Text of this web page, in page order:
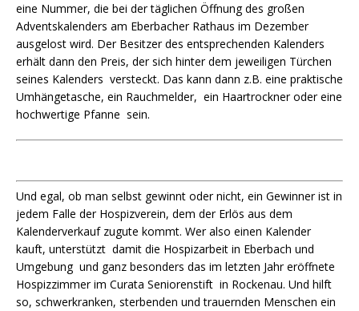
eine Nummer, die bei der täglichen Öffnung des großen
Adventskalenders am Eberbacher Rathaus im Dezember
ausgelost wird. Der Besitzer des entsprechenden Kalenders
erhält dann den Preis, der sich hinter dem jeweiligen Türchen
seines Kalenders versteckt. Das kann dann z.B. eine praktische
Umhängetasche, ein Rauchmelder, ein Haartrockner oder eine
hochwertige Pfanne sein.
Und egal, ob man selbst gewinnt oder nicht, ein Gewinner ist in
jedem Falle der Hospizverein, dem der Erlös aus dem
Kalenderverkauf zugute kommt. Wer also einen Kalender
kauft, unterstützt damit die Hospizarbeit in Eberbach und
Umgebung und ganz besonders das im letzten Jahr eröffnete
Hospizzimmer im Curata Seniorenstift in Rockenau. Und hilft
so, schwerkranken, sterbenden und trauernden Menschen ein